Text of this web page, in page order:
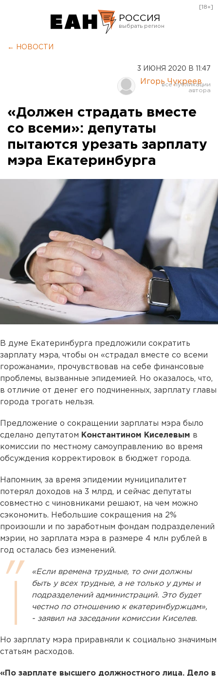
РОССИЯ
Курган
Оренбург
[18+]
← НОВОСТИ
3 ИЮНЯ 2020 В 11:47
Игорь Чукреев
«Должен страдать вместе
со всеми»: депутаты
пытаются урезать зарплату
мэра Екатеринбурга
В думе Екатеринбурга предложили сократить
зарплату мэра, чтобы он «страдал вместе со всеми
горожанами», прочувствовав на себе финансовые
проблемы, вызванные эпидемией. Но оказалось, что,
в отличие от денег его подчиненных, зарплату главы
города трогать нельзя.
Предложение о сокращении зарплаты мэра было
сделано депутатом Константином Киселевым в
комиссии по местному самоуправлению во время
обсуждения корректировок в бюджет города.
Напомним, за время эпидемии муниципалитет
потерял доходов на 3 млрд, и сейчас депутаты
совместно с чиновниками решают, на чем можно
сэкономить. Небольшие сокращения на 2%
произошли и по заработным фондам подразделений
мэрии, но зарплата мэра в размере 4 млн рублей в
год осталась без изменений.
«Если времена трудные, то они должны
быть у всех трудные, а не только у думы и
подразделений администраций. Это будет
честно по отношению к екатеринбуржцам»,
- заявил на заседании комиссии Киселев.
Но зарплату мэра приравняли к социально значимым
статьям расходов.
«По зарплате высшего должностного лица. Дело в